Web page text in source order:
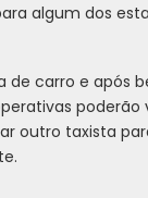
algum dos
de carro e após
poderão
outro taxista